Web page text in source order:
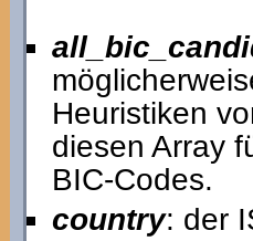
Heuristiken
diesen Array
BIC-Codes.
country: der